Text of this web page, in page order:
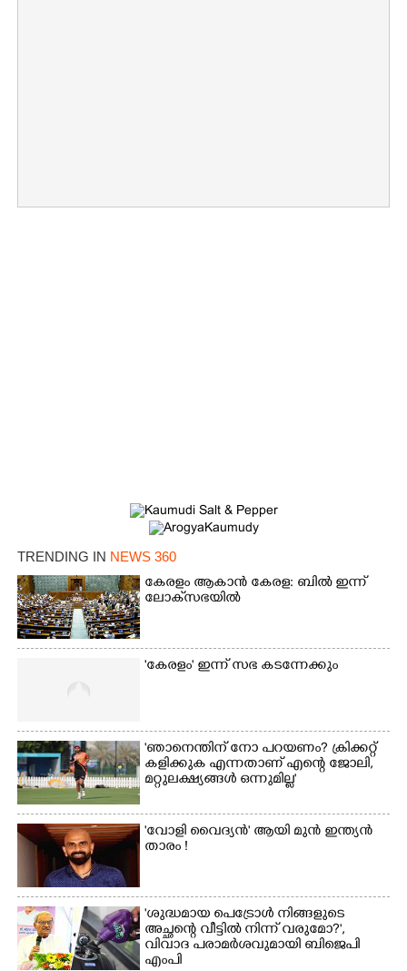
TRENDING IN NEWS 360
കേരളം ആകാൻ കേരള: ബിൽ ഇന്ന്
ലോക്‌സഭയിൽ
'കേരളം' ഇന്ന് സഭ കടന്നേക്കും
'ഞാനെന്തിന് നോ പറയണം? ക്രിക്കറ്റ്
കളിക്കുക എന്നതാണ് എന്റെ ജോലി,
മറ്റുലക്ഷ്യങ്ങൾ ഒന്നുമില്ല'
'വോളി വൈദ്യൻ' ആയി മുൻ ഇന്ത്യൻ
താരം !
'ശുദ്ധമായ പെട്രോൾ നിങ്ങളുടെ
അച്ഛന്റെ വീട്ടിൽ നിന്ന് വരുമോ?',
വിവാദ പരാമർശവുമായി ബിജെപി
എംപി